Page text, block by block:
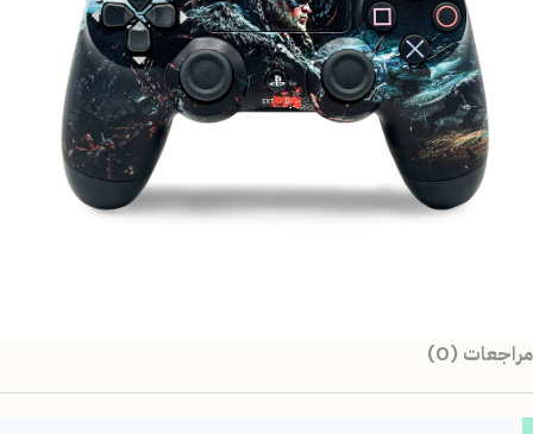
مراجعات (0)